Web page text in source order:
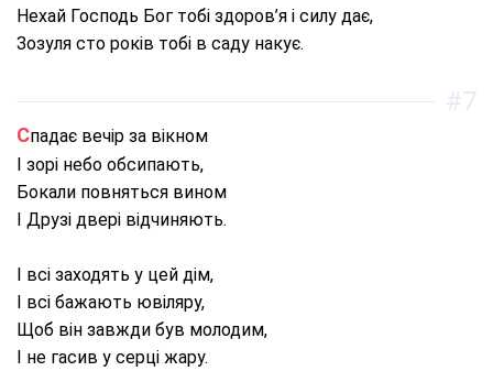
Нехай Господь Бог тобі здоров’я і силу дає,
Зозуля сто років тобі в саду накує.
Спадає вечір за вікном
І зорі небо обсипають,
Бокали повняться вином
І Друзі двері відчиняють.
І всі заходять у цей дім,
І всі бажають ювіляру,
Щоб він завжди був молодим,
І не гасив у серці жару.
#7